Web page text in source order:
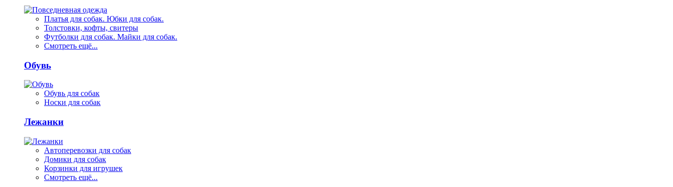
Платья для собак. Юбки для собак.
Толстовки, кофты, свитеры
Футболки для собак. Майки для собак.
Смотреть ещё...
Обувь
Обувь для собак
Носки для собак
Лежанки
Автоперевозки для собак
Домики для собак
Корзинки для игрушек
Смотреть ещё...